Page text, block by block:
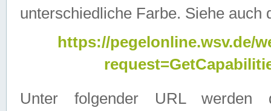
unterschiedliche Farbe. Siehe auch
https://pegelonline.wsv.de/
Unter folgender URL